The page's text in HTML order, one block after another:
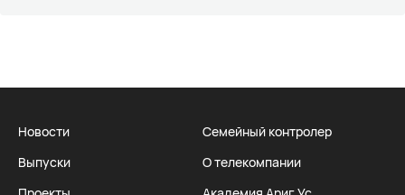
Новости
Выпуски
Семейный контролер
О телекомпании